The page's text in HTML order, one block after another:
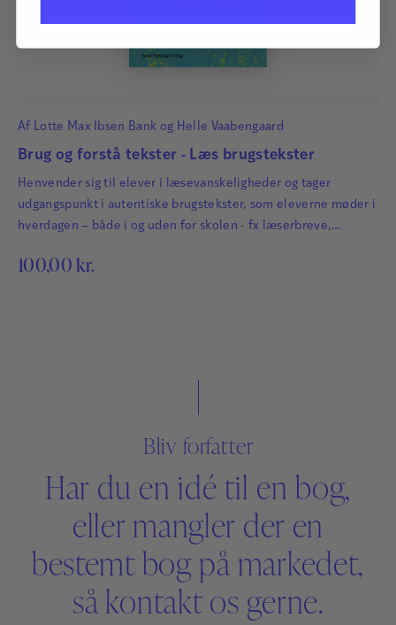
Af Lotte Max Ibsen Bank og Helle Vaabengaard
Brug og forstå tekster - Læs brugstekster
Henvender sig til elever i læsevanskeligheder og tager
udgangspunkt i autentiske brugstekster, som eleverne møder i
hverdagen – både i og uden for skolen - fx læserbreve,
nyhedsartikler og opskrifter.
100,00 kr.
Bliv forfatter
Har du en idé til en bog,
eller mangler der en
bestemt bog på markedet,
så kontakt os gerne.